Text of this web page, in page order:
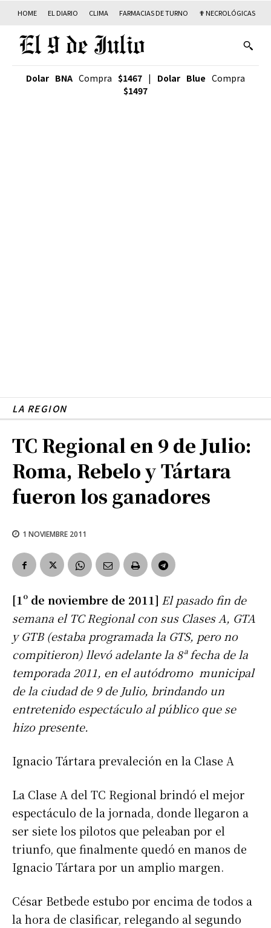
HOME EL DIARIO CLIMA FARMACIAS DE TURNO ✟ NECROLÓGICAS
Dolar BNA Compra $1467 | Dolar Blue Compra
$1497
LA REGION
TC Regional en 9 de Julio:
Roma, Rebelo y Tártara
fueron los ganadores
1 NOVIEMBRE 2011
[1º de noviembre de 2011] El pasado fin de
semana el TC Regional con sus Clases A, GTA
y GTB (estaba programada la GTS, pero no
compitieron) llevó adelante la 8ª fecha de la
temporada 2011, en el autódromo municipal
de la ciudad de 9 de Julio, brindando un
entretenido espectáculo al público que se
hizo presente.
Ignacio Tártara prevaleción en la Clase A
La Clase A del TC Regional brindó el mejor
espectáculo de la jornada, donde llegaron a
ser siete los pilotos que peleaban por el
triunfo, que finalmente quedó en manos de
Ignacio Tártara por un amplio margen.
César Betbede estubo por encima de todos a
la hora de clasificar, relegando al segundo